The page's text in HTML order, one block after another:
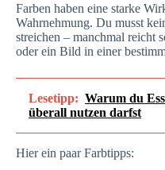
Farben haben eine starke
Wahrnehmung. Du musst
streichen – manchmal reicht
oder ein Bild in einer
Lesetipp: Warum du
überall nutzen darfst
Hier ein paar Farbtipps: